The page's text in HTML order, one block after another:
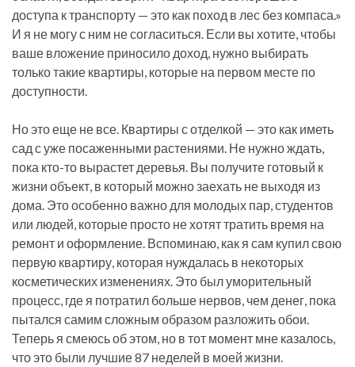
доступа к транспорту — это как поход в лес без компаса.»
И я не могу с ним не согласиться. Если вы хотите, чтобы
ваше вложение приносило доход, нужно выбирать
только такие квартиры, которые на первом месте по
доступности.
Но это еще не все. Квартиры с отделкой — это как иметь
сад с уже посаженными растениями. Не нужно ждать,
пока кто-то вырастет деревья. Вы получите готовый к
жизни объект, в который можно заехать не выходя из
дома. Это особенно важно для молодых пар, студентов
или людей, которые просто не хотят тратить время на
ремонт и оформление. Вспоминаю, как я сам купил свою
первую квартиру, которая нуждалась в некоторых
косметических изменениях. Это был уморительный
процесс, где я потратил больше нервов, чем денег, пока
пытался самим сложным образом разложить обои.
Теперь я смеюсь об этом, но в тот момент мне казалось,
что это были лучшие 87 неделей в моей жизни.